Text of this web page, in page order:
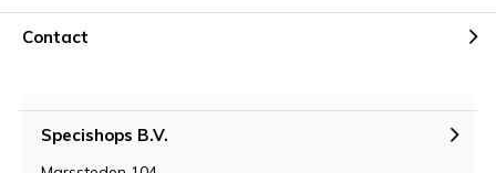
Contact
Specishops B.V.